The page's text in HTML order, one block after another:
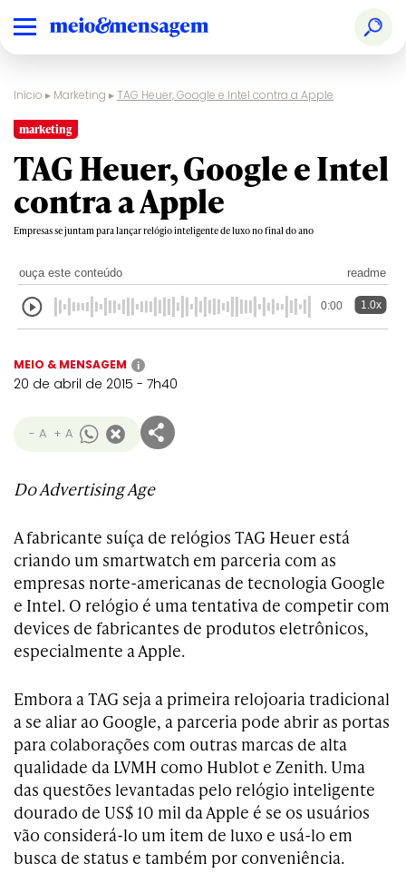
Início ▸ Marketing ▸ TAG Heuer, Google e Intel contra a Apple
marketing
TAG Heuer, Google e Intel
contra a Apple
Empresas se juntam para lançar relógio inteligente de luxo no final do ano
ouça este conteúdo readme
0:00 1.0x
MEIO & MENSAGEM i
20 de abril de 2015 - 7h40
- A + A
Do Advertising Age
A fabricante suíça de relógios TAG Heuer está
criando um smartwatch em parceria com as
empresas norte-americanas de tecnologia Google
e Intel. O relógio é uma tentativa de competir com
devices de fabricantes de produtos eletrônicos,
especialmente a Apple.
Embora a TAG seja a primeira relojoaria tradicional
a se aliar ao Google, a parceria pode abrir as portas
para colaborações com outras marcas de alta
qualidade da LVMH como Hublot e Zenith. Uma
das questões levantadas pelo relógio inteligente
dourado de US$ 10 mil da Apple é se os usuários
vão considerá-lo um item de luxo e usá-lo em
busca de status e também por conveniência.